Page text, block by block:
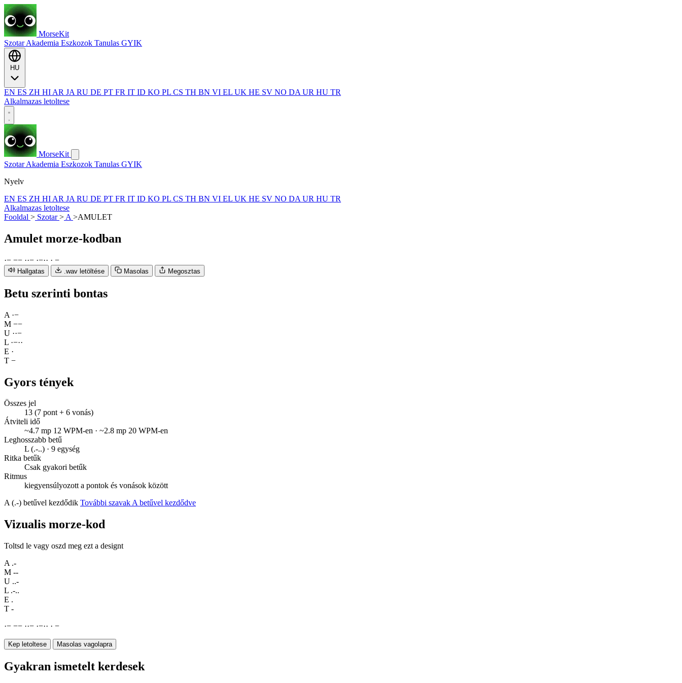
MorseKit
SzotarAkademia Eszkozok Tanulas GYIK
EN ES ZH HI AR JA RU DE PT FR IT ID KO PL CS TH BN VI EL UK HE SV NO DA UR HU TR
Alkalmazas letoltese
MorseKit
SzotarAkademia Eszkozok Tanulas GYIK
Nyelv
EN ES ZH HI AR JA RU DE PT FR IT ID KO PL CS TH BN VI EL UK HE SV NO DA UR HU TR
Alkalmazas letoltese
Fooldal > Szotar> A >AMULET
Amulet morze-kodban
·− −− ··− ·−·· · −
Hallgatas .wav letöltése Masolas Megosztas
Betu szerinti bontas
A ·−
M −−
U ··−
L ·−··
E ·
T −
Gyors tények
Összes jel
13 (7 pont + 6 vonás)
Átviteli idő
~4.7 mp 12 WPM-en · ~2.8 mp 20 WPM-en
Leghosszabb betű
L (.-..) · 9 egység
Ritka betűk
Csak gyakori betűk
Ritmus
kiegyensúlyozott a pontok és vonások között
A (.-) betűvel kezdődik További szavak A betűvel kezdődve
Vizualis morze-kod
Toltsd le vagy oszd meg ezt a designt
A .-
M --
U ..-
L .-..
E .
T -
·− −− ··− ·−·· · −
Kep letoltese Masolas vagolapra
Gyakran ismetelt kerdesek